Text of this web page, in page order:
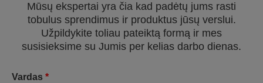
Mūsų ekspertai yra čia kad padėtų jums rasti
tobulus sprendimus ir produktus jūsų verslui.
Užpildykite toliau pateiktą formą ir mes
susisieksime su Jumis per kelias darbo dienas.
Vardas *